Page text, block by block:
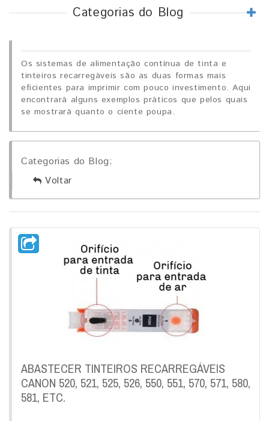
Categorias do Blog
Os sistemas de alimentação contínua de tinta e
tinteiros recarregáveis são as duas formas mais
eficientes para imprimir com pouco investimento. Aqui
encontrará alguns exemplos práticos que pelos quais
se mostrará quanto o ciente poupa.
Categorias do Blog:
Voltar
ABASTECER TINTEIROS RECARREGÁVEIS
CANON 520, 521, 525, 526, 550, 551, 570, 571, 580,
581, ETC.